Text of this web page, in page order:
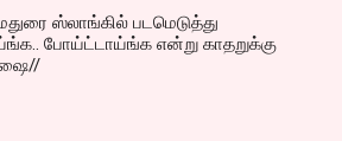
ஸ்லாங்கில் படமெடுத்து
போய்ட்டாய்ங்க என்று காதறுக்கு